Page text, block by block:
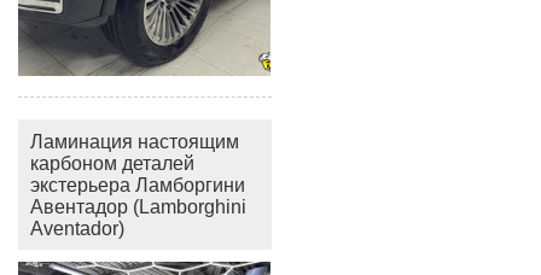
Ламинация настоящим
карбоном деталей
экстерьера Ламборгини
Авентадор (Lamborghini
Aventador)